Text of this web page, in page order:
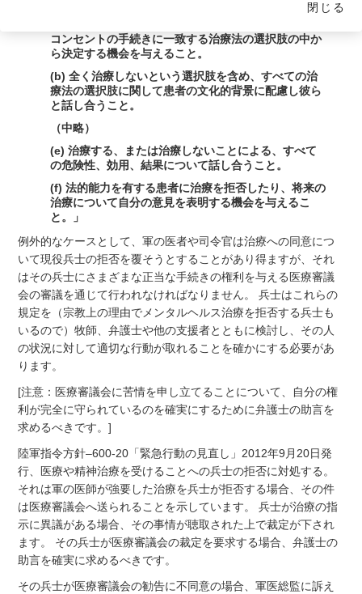
コンセントの手続きに一致する治療法の選択肢の中か
ら決定する機会を与えること。
(b) 全く治療しないという選択肢を含め、すべての治
療法の選択肢に関して患者の文化的背景に配慮し彼ら
と話し合うこと。
（中略）
(e) 治療する、または治療しないことによる、すべて
の危険性、効用、結果について話し合うこと。
(f) 法的能力を有する患者に治療を拒否したり、将来の
治療について自分の意見を表明する機会を与えるこ
と。」
例外的なケースとして、軍の医者や司令官は治療への同意につ
いて現役兵士の拒否を覆そうとすることがあり得ますが、それ
はその兵士にさまざまな正当な手続きの権利を与える医療審議
会の審議を通じて行われなければなりません。 兵士はこれらの
規定を（宗教上の理由でメンタルヘルス治療を拒否する兵士も
いるので）牧師、弁護士や他の支援者とともに検討し、その人
の状況に対して適切な行動が取れることを確かにする必要があ
ります。
[注意：医療審議会に苦情を申し立てることについて、自分の権
利が完全に守られているのを確実にするために弁護士の助言を
求めるべきです。]
陸軍指令方針–600-20「緊急行動の見直し」2012年9月20日発
行、医療や精神治療を受けることへの兵士の拒否に対処する。
それは軍の医師が強要した治療を兵士が拒否する場合、その件
は医療審議会へ送られることを示しています。 兵士が治療の指
示に異議がある場合、その事情が聴取された上で裁定が下され
ます。 その兵士が医療審議会の裁定を要求する場合、弁護士の
助言を確実に求めるべきです。
その兵士が医療審議会の勧告に不同意の場合、軍医総監に訴え
閉じる